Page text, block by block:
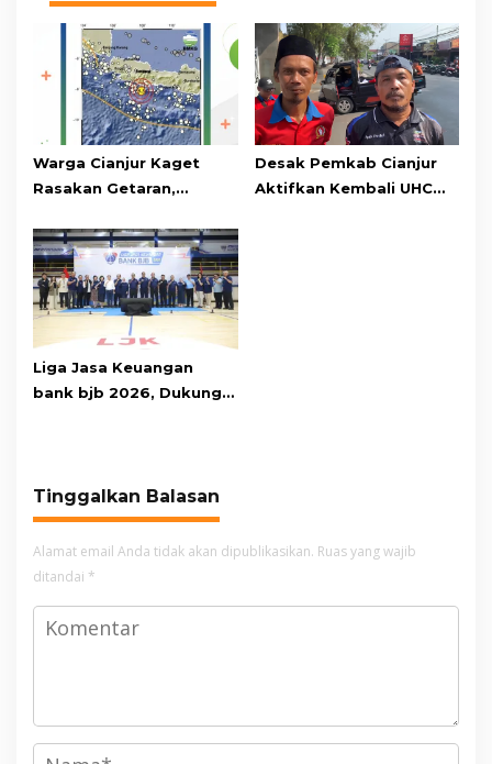
Warga Cianjur Kaget
Rasakan Getaran,
Berpusat di
Pangandaran
Desak Pemkab Cianjur
Aktifkan Kembali UHC
Liga Jasa Keuangan
bank bjb 2026, Dukung
Tinggalkan Balasan
Alamat email Anda tidak akan dipublikasikan. Ruas yang wajib
ditandai *